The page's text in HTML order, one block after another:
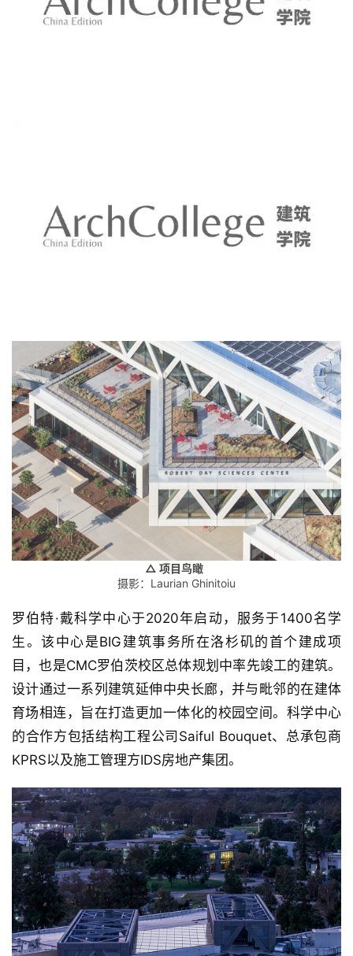
△ 项目鸟瞰
摄影：Laurian Ghinitoiu
罗伯特·戴科学中心于2020年启动，服务于1400名学
生。该中心是BIG建筑事务所在洛杉矶的首个建成项
目，也是CMC罗伯茨校区总体规划中率先竣工的建筑。
设计通过一系列建筑延伸中央长廊，并与毗邻的在建体
育场相连，旨在打造更加一体化的校园空间。科学中心
的合作方包括结构工程公司Saiful Bouquet、总承包商
KPRS以及施工管理方IDS房地产集团。